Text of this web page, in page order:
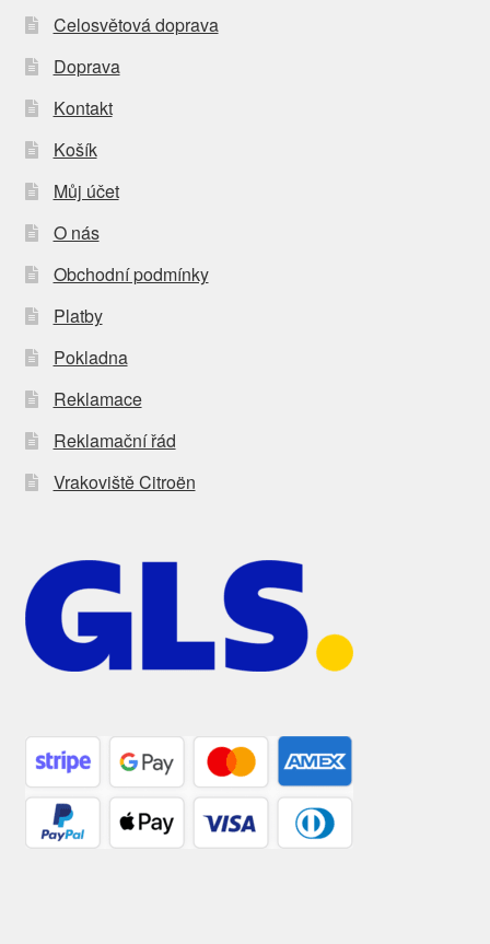
Celosvětová doprava
Doprava
Kontakt
Košík
Můj účet
O nás
Obchodní podmínky
Platby
Pokladna
Reklamace
Reklamační řád
Vrakoviště Citroën